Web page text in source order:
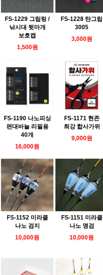
FS-1229 그립링 /
낚시대 뒷마개
보호캡
1,500원
FS-1228 탄그립
3005
3,000원
FS-1190 나노피싱
편대바늘 리필용
40개
16,000원
FS-1171 현존
최강 합사가위
9,000원
FS-1152 미라클
나노 검지
10,000원
FS-1151 미라클
나노 명검
10,000원